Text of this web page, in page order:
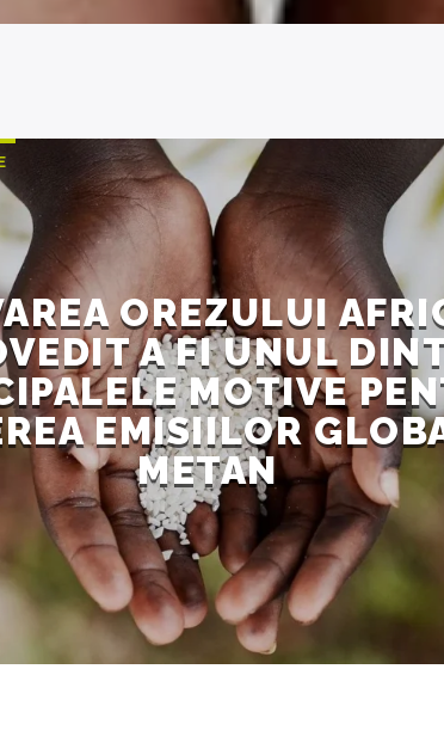
OREZULUI
A FI UNUL
MOTIVE
EMISIILOR
METAN